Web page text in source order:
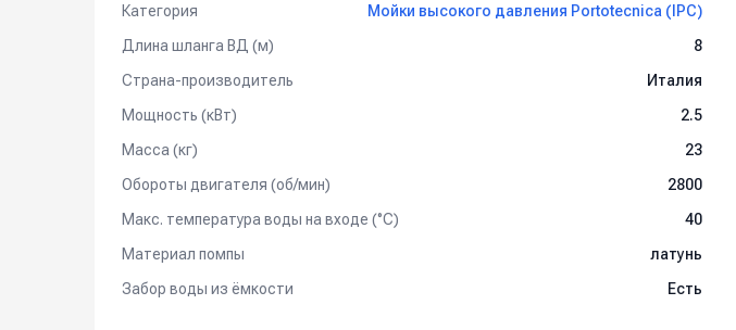
Категория
Мойки высокого давления Portotecnica (IPC)
Длина шланга ВД (м)
8
Страна-производитель
Италия
Мощность (кВт)
2.5
Масса (кг)
23
Обороты двигателя (об/мин)
2800
Макс. температура воды на входе (°C)
40
Материал помпы
латунь
Забор воды из ёмкости
Есть